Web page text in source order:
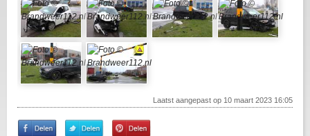
Laatst aangepast op 10 maart 2023 16:05
Share
Share
Pin